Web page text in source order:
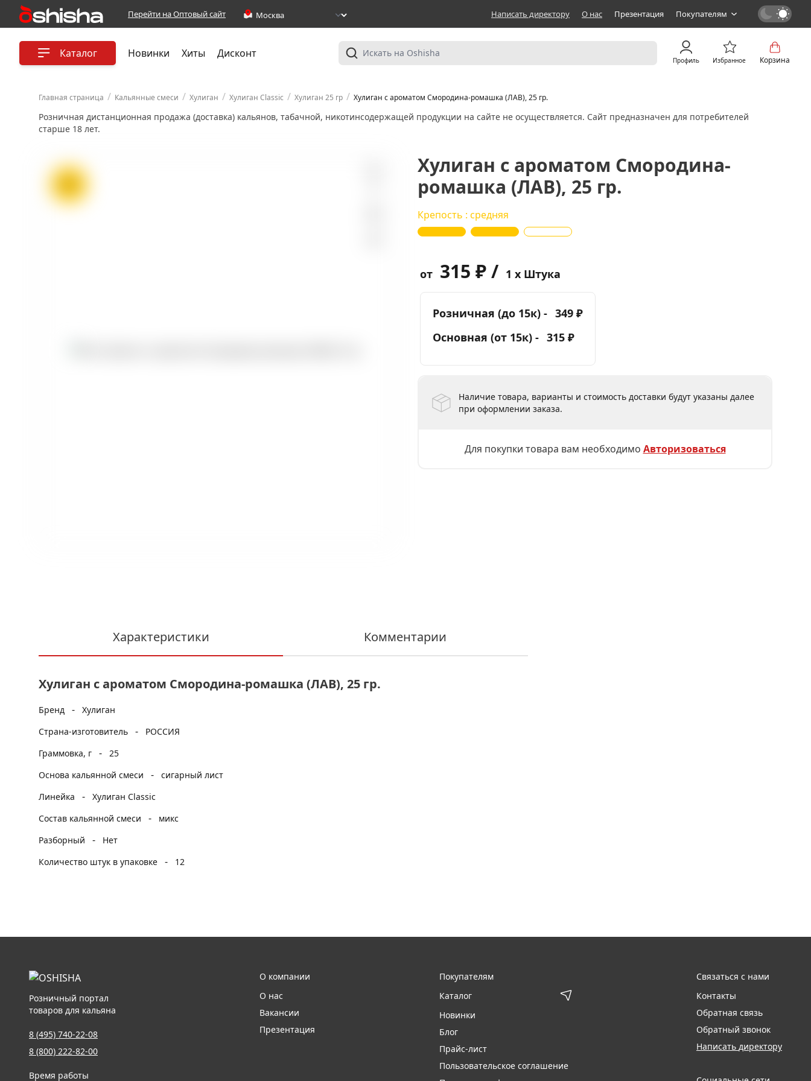
Перейти на Оптовый сайт Написать директору О нас Презентация Покупателям
Каталог Новинки Хиты Дисконт
Профиль Избранное Корзина
Главная страница / Кальянные смеси / Хулиган / Хулиган Classic / Хулиган 25 гр / Хулиган с ароматом Смородина-ромашка (ЛАВ), 25 гр.
Розничная дистанционная продажа (доставка) кальянов, табачной, никотинсодержащей продукции на сайте не осуществляется. Сайт предназначен для потребителей
старше 18 лет.
Хулиган с ароматом Смородина-
ромашка (ЛАВ), 25 гр.
Крепость : средняя
от 315 ₽ / 1 x Штука
Розничная (до 15к) - 349 ₽
Основная (от 15к) - 315 ₽
Наличие товара, варианты и стоимость доставки будут указаны далее
при оформлении заказа.
Для покупки товара вам необходимо Авторизоваться
Характеристики Комментарии
Хулиган с ароматом Смородина-ромашка (ЛАВ), 25 гр.
Бренд - Хулиган
Страна-изготовитель
-
РОССИЯ
Граммовка, г
- 25
Основа кальянной смеси
- сигарный лист
Линейка
- Хулиган Classic
Состав кальянной смеси
-
микс
Разборный
-
Нет
Количество штук в упаковке
- 12
Розничный портал
товаров для кальяна
8 (495) 740-22-08
8 (800) 222-82-00
Время работы
О компании
О нас
Вакансии
Презентация
Покупателям
Каталог
Новинки
Блог
Прайс-лист
Пользовательское соглашение
Связаться с нами
Контакты
Обратная связь
Обратный звонок
Написать директору